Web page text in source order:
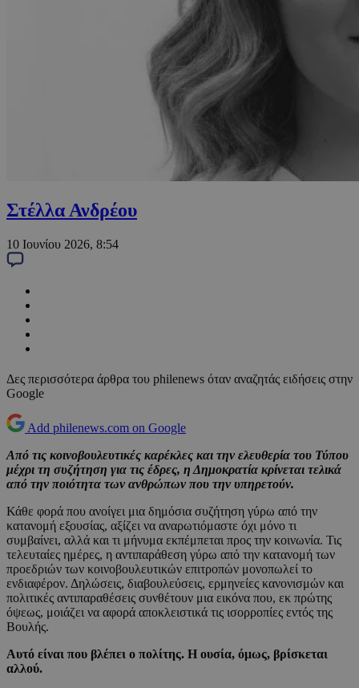
Στέλλα Ανδρέου
10 Ιουνίου 2026, 8:54
Δες περισσότερα άρθρα του philenews όταν αναζητάς ειδήσεις στην
Google
Add philenews.com on Google
Από τις κοινοβουλευτικές καρέκλες και την ελευθερία του Τύπου
μέχρι τη συζήτηση για τις έδρες, η Δημοκρατία κρίνεται τελικά
από την ποιότητα των ανθρώπων που την υπηρετούν.
Κάθε φορά που ανοίγει μια δημόσια συζήτηση γύρω από την
κατανομή εξουσίας, αξίζει να αναρωτιόμαστε όχι μόνο τι
συμβαίνει, αλλά και τι μήνυμα εκπέμπεται προς την κοινωνία. Τις
τελευταίες ημέρες, η αντιπαράθεση γύρω από την κατανομή των
προεδριών των κοινοβουλευτικών επιτροπών μονοπωλεί το
ενδιαφέρον. Δηλώσεις, διαβουλεύσεις, ερμηνείες κανονισμών και
πολιτικές αντιπαραθέσεις συνθέτουν μια εικόνα που, εκ πρώτης
όψεως, μοιάζει να αφορά αποκλειστικά τις ισορροπίες εντός της
Βουλής.
Αυτό είναι που βλέπει ο πολίτης. Η ουσία, όμως, βρίσκεται
αλλού.